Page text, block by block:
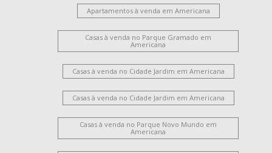
Apartamentos à venda em Americana
Casas à venda no Parque Gramado em
Americana
Casas à venda no Cidade Jardim em Americana
Casas à venda no Cidade Jardim em Americana
Casas à venda no Parque Novo Mundo em
Americana